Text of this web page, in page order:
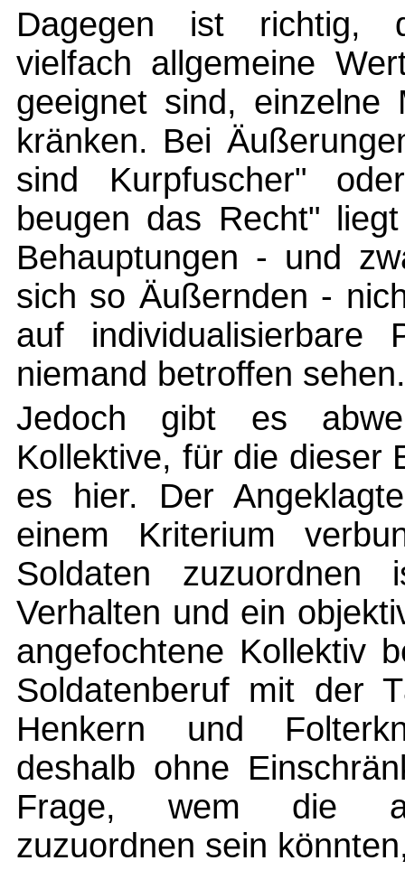
Dagegen ist richtig,
vielfach allgemeine
geeignet sind,
kränken. Bei
sind Kurpfuscher"
beugen das Recht"
Behauptungen - und
sich so Äußernden -
auf individualisierbare
niemand betroffen sehen.
Jedoch gibt es
Kollektive, für die dieser
es hier. Der
einem Kriterium
Soldaten
Verhalten und ein
angefochtene Kollektiv
Soldatenberuf mit der
Henkern und
deshalb ohne
Frage, wem die
zuzuordnen sein